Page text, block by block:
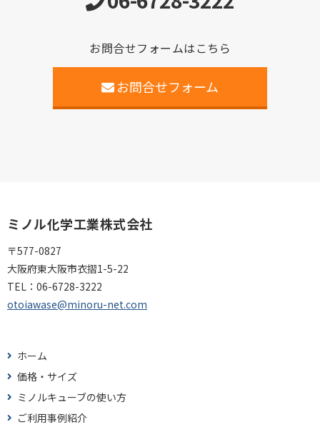
お問合せフォームはこちら
お問合せフォーム
ミノル化学工業株式会社
〒577-0827
大阪府東大阪市衣摺1-5-22
TEL： 06-6728-3222
otoiawase@minoru-net.com
ホーム
価格・サイズ
ミノルキューブの使い方
ご利用事例紹介